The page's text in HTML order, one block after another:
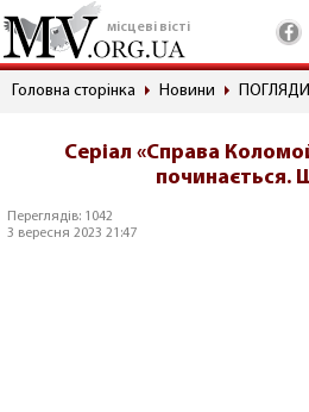
місцеві вісті
Головна сторінка Новини ПОГЛЯДИ
Серіал «Справа
починається.
Переглядів: 1042
3 вересня 2023 21:47